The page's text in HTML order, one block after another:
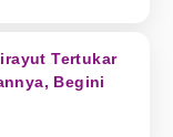
Tertukar
Begini